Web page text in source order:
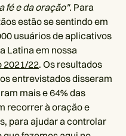
fé e da oração". Para
estão se sentindo em
usuários de aplicativos
Latina em nossa
2021/22. Os resultados
entrevistados disseram
mais e 64% das
recorrer à oração e
para ajudar a controlar